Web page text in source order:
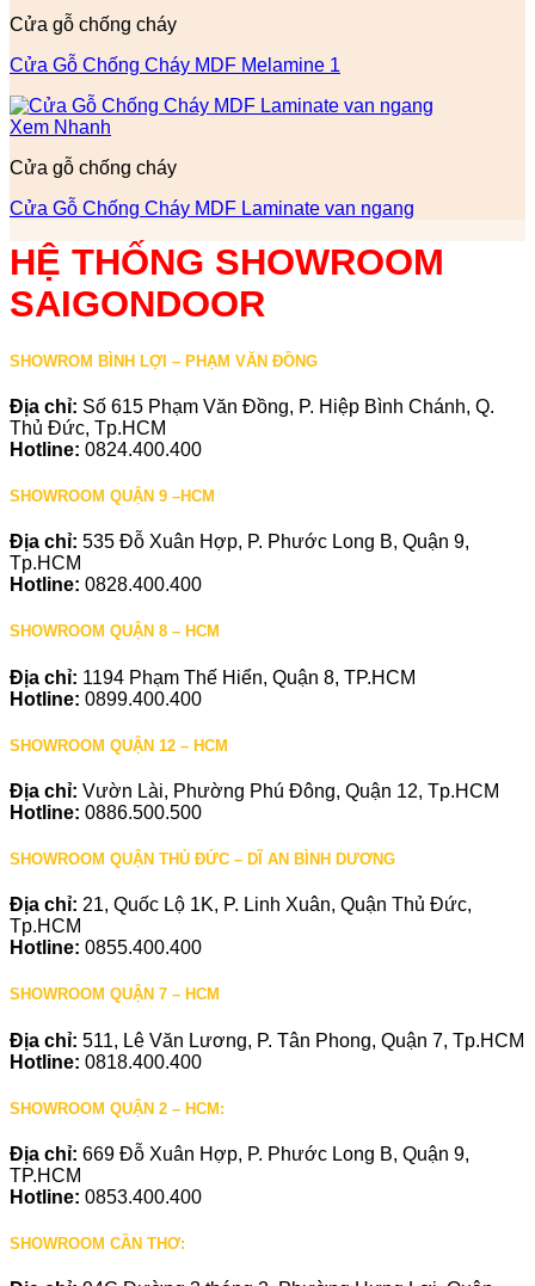
Cửa gỗ chống cháy
Cửa Gỗ Chống Cháy MDF Melamine 1
Xem Nhanh
Cửa gỗ chống cháy
Cửa Gỗ Chống Cháy MDF Laminate van ngang
HỆ THỐNG SHOWROOM
SAIGONDOOR
SHOWROM BÌNH LỢI – PHẠM VĂN ĐỒNG
Địa chỉ: Số 615 Phạm Văn Đồng, P. Hiệp Bình Chánh, Q.
Thủ Đức, Tp.HCM
Hotline: 0824.400.400
SHOWROOM QUẬN 9 –HCM
Địa chỉ: 535 Đỗ Xuân Hợp, P. Phước Long B, Quận 9,
Tp.HCM
Hotline: 0828.400.400
SHOWROOM QUẬN 8 – HCM
Địa chỉ: 1194 Phạm Thế Hiển, Quận 8, TP.HCM
Hotline: 0899.400.400
SHOWROOM QUẬN 12 – HCM
Địa chỉ: Vườn Lài, Phường Phú Đông, Quận 12, Tp.HCM
Hotline: 0886.500.500
SHOWROOM QUẬN THỦ ĐỨC – DĨ AN BÌNH DƯƠNG
Địa chỉ: 21, Quốc Lộ 1K, P. Linh Xuân, Quận Thủ Đức,
Tp.HCM
Hotline: 0855.400.400
SHOWROOM QUẬN 7 – HCM
Địa chỉ: 511, Lê Văn Lương, P. Tân Phong, Quận 7, Tp.HCM
Hotline: 0818.400.400
SHOWROOM QUẬN 2 – HCM:
Địa chỉ: 669 Đỗ Xuân Hợp, P. Phước Long B, Quận 9,
TP.HCM
Hotline: 0853.400.400
SHOWROOM CẦN THƠ: